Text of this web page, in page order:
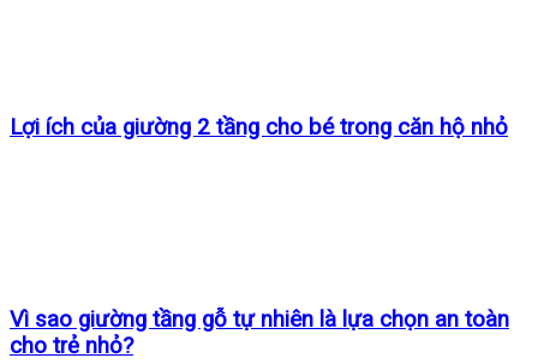
Lợi ích của giường 2 tầng cho bé trong căn hộ nhỏ
Vì sao giường tầng gỗ tự nhiên là lựa chọn an toàn
cho trẻ nhỏ?